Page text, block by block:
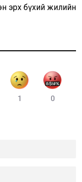
эрх бүхий жилийн
1 0